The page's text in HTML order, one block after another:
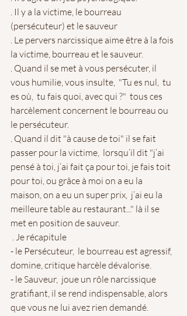
. Il y a la victime, le bourreau
(persécuteur) et le sauveur
. Le pervers narcissique aime être à la fois
la victime, bourreau et le sauveur.
. Quand il se met à vous persécuter, il
vous humilie, vous insulte,  "Tu es nul,  tu
es où,  tu fais quoi, avec qui ?"  tous ces
harcèlement concernent le bourreau ou
le persécuteur.
. Quand il dit "à cause de toi" il se fait
passer pour la victime,  lorsqu’il dit "j’ai
pensé à toi, j’ai fait ça pour toi, je fais toit
pour toi, ou grâce à moi on a eu la
maison, on a eu un super prix,  j’ai eu la
meilleure table au restaurant..." là il se
met en position de sauveur.
. Je récapitule
- le Persécuteur,  le bourreau est agressif,
domine, critique harcèle dévalorise.
- le Sauveur,  joue un rôle narcissique
gratifiant, il se rend indispensable, alors
que vous ne lui avez rien demandé.